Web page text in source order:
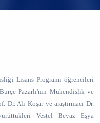
Lisans Programı öğrencileri
Pazarlı'nın Mühendislik ve
Dr. Ali Koşar ve araştırmacı Dr.
Vestel Beyaz Eşya